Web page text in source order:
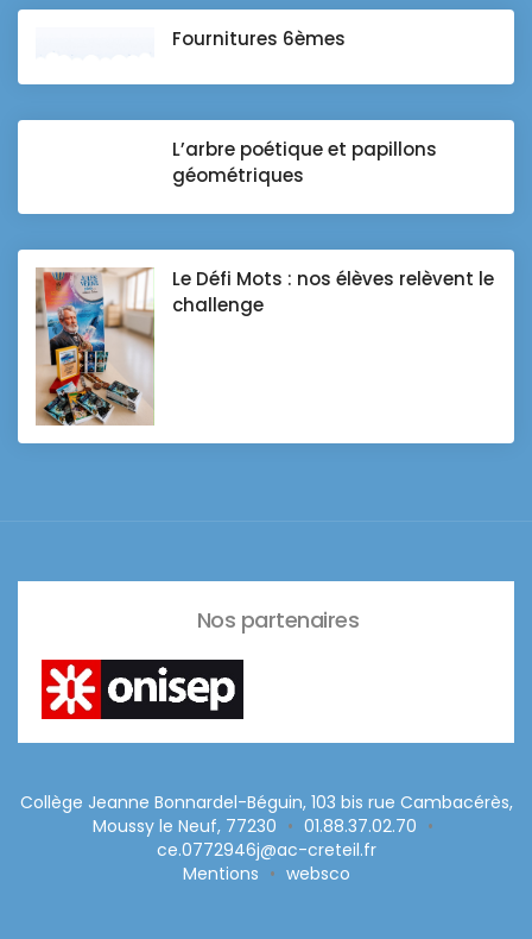
Fournitures 6èmes
L’arbre poétique et papillons
géométriques
Le Défi Mots : nos élèves relèvent le
challenge
Nos partenaires
Collège Jeanne Bonnardel-Béguin, 103 bis rue Cambacérès,
Moussy le Neuf, 77230 • 01.88.37.02.70 •
ce.0772946j@ac-creteil.fr
Mentions • websco